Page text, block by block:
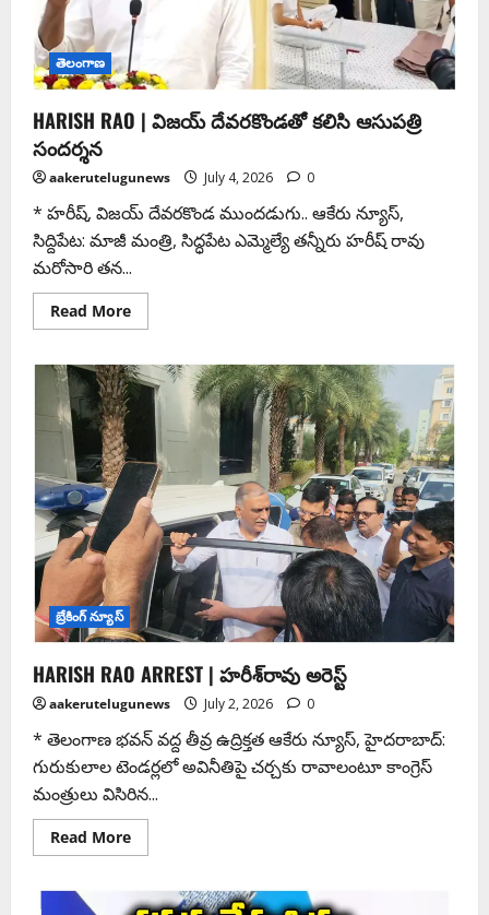
తెలంగాణ
HARISH RAO | విజయ్ దేవరకొండతో కలిసి ఆసుపత్రి
సందర్శన
aakerutelugunews July 4, 2026 0
* హరీష్, విజయ్ దేవరకొండ ముందడుగు.. ఆకేరు న్యూస్,
సిద్దిపేట: మాజీ మంత్రి, సిద్ధపేట ఎమ్మెల్యే తన్నీరు హరీష్ రావు
మరోసారి తన...
Read More
బ్రేకింగ్ న్యూస్
HARISH RAO ARREST | హరీశ్‌రావు అరెస్ట్
aakerutelugunews July 2, 2026 0
* తెలంగాణ భవన్‌ వద్ద తీవ్ర ఉద్రిక్తత ఆకేరు న్యూస్, హైదరాబాద్:
గురుకులాల టెండర్లలో అవినీతిపై చర్చకు రావాలంటూ కాంగ్రెస్
మంత్రులు విసిరిన...
Read More